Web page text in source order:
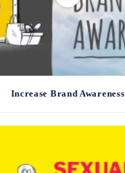
Increase Brand Awareness